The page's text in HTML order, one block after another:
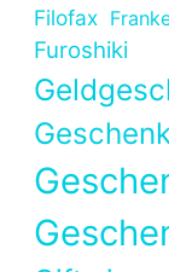
Filofax
Furoshiki